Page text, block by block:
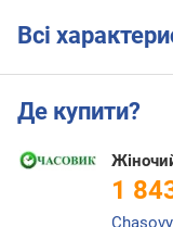
Всі
Де купити?
1